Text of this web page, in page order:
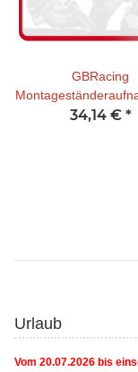
GBRacing
Protektor M6
34,14 € *
Urlaub
Vom 20.07.2026 bis